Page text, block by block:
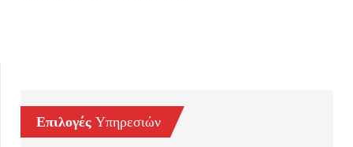
Επιλογές Υπηρεσιών